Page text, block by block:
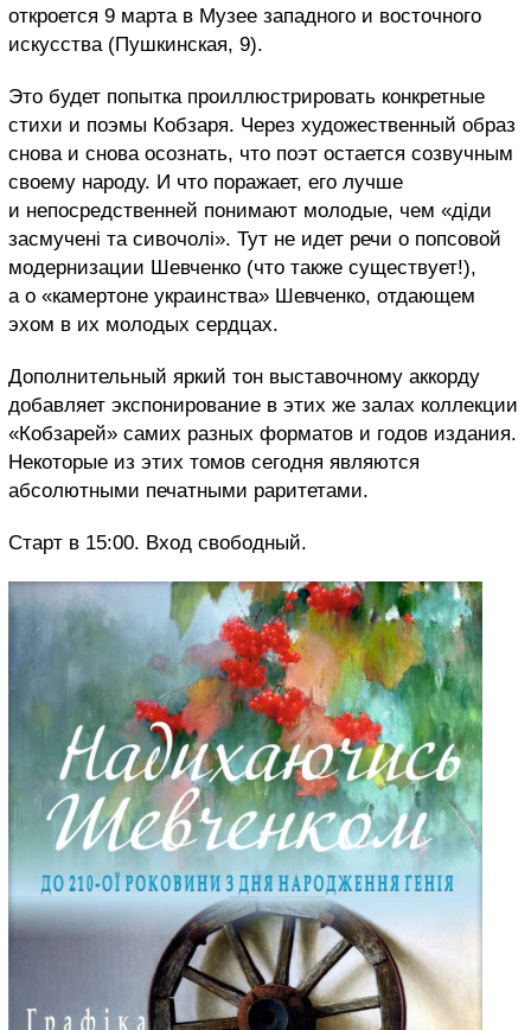
откроется 9 марта в Музее западного и восточного
искусства (Пушкинская, 9).
Это будет попытка проиллюстрировать конкретные
стихи и поэмы Кобзаря. Через художественный образ
снова и снова осознать, что поэт остается созвучным
своему народу. И что поражает, его лучше
и непосредственней понимают молодые, чем «діди
засмучені та сивочолі». Тут не идет речи о попсовой
модернизации Шевченко (что также существует!),
а о «камертоне украинства» Шевченко, отдающем
эхом в их молодых сердцах.
Дополнительный яркий тон выставочному аккорду
добавляет экспонирование в этих же залах коллекции
«Кобзарей» самих разных форматов и годов издания.
Некоторые из этих томов сегодня являются
абсолютными печатными раритетами.
Старт в 15:00. Вход свободный.